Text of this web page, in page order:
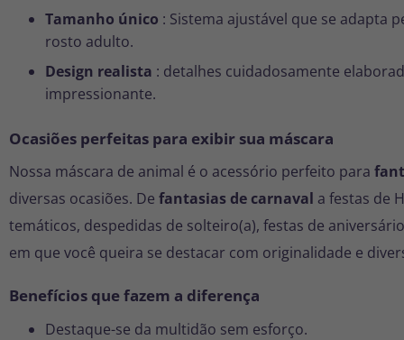
Tamanho único : Sistema ajustável que se adapta
rosto adulto.
Design realista : detalhes cuidadosamente
impressionante.
Ocasiões perfeitas para exibir sua máscara
Nossa máscara de animal é o acessório perfeito para
diversas ocasiões. De fantasias de carnaval a festas de
temáticos, despedidas de solteiro(a), festas de
em que você queira se destacar com originalidade e
Benefícios que fazem a diferença
Destaque-se da multidão sem esforço.